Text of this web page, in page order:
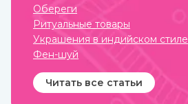
Обереги
Ритуальные товары
Украшения в индийском стиле
Фен-шуй
Читать все статьи